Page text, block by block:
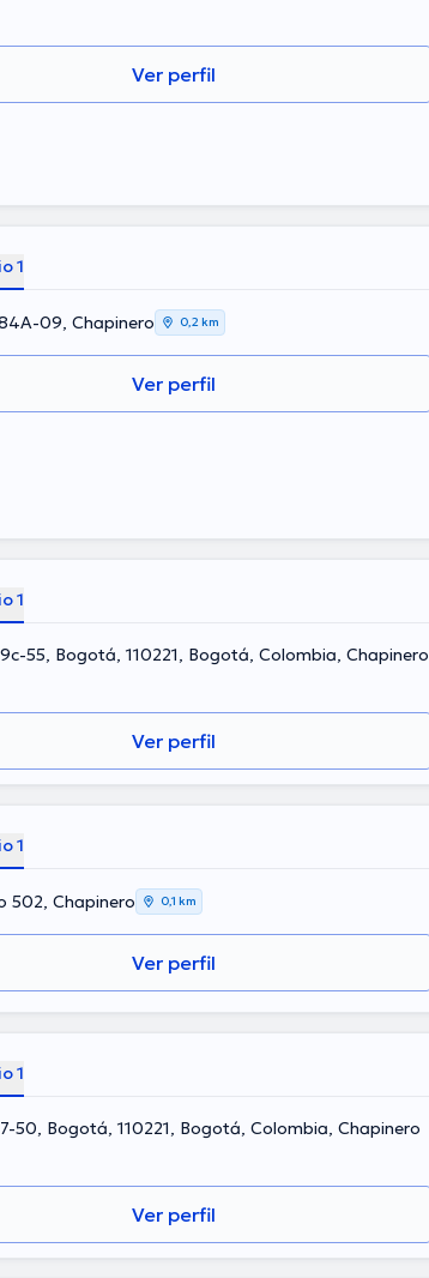
Ver perfil
1
09, Chapinero 0,2 km
Ver perfil
1
55, Bogotá, 110221, Bogotá, Colombia, Chapinero
Ver perfil
1
502, Chapinero 0,1 km
Ver perfil
1
50, Bogotá, 110221, Bogotá, Colombia, Chapinero
Ver perfil